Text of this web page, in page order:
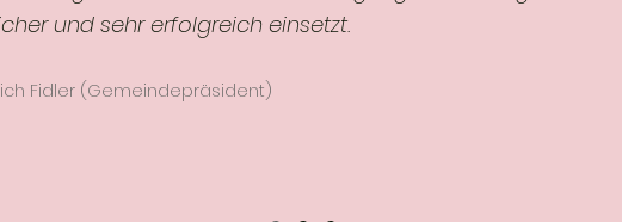
und sehr erfolgreich einsetzt.
Fidler (Gemeindepräsident)